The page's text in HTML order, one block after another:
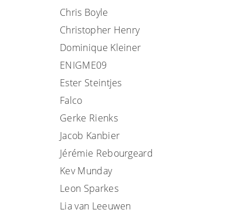
Chris Boyle
Christopher Henry
Dominique Kleiner
ENIGME09
Ester Steintjes
Falco
Gerke Rienks
Jacob Kanbier
Jérémie Rebourgeard
Kev Munday
Leon Sparkes
Lia van Leeuwen